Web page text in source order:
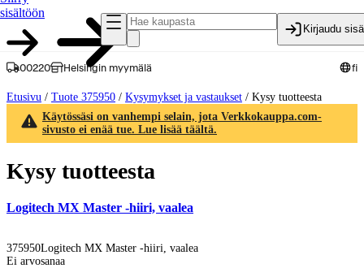
sisältöön
Kirjaudu
00220 Helsingin myymälä fi
Etusivu / Tuote 375950 / Kysymykset ja vastaukset / Kysy tuotteesta
Käytössäsi on vanhempi selain, jota Verkkokauppa.com-
sivusto ei enää tue. Lue lisää täältä.
Kysy tuotteesta
Logitech MX Master -hiiri, vaalea
375950Logitech MX Master -hiiri, vaalea
Ei arvosanaa